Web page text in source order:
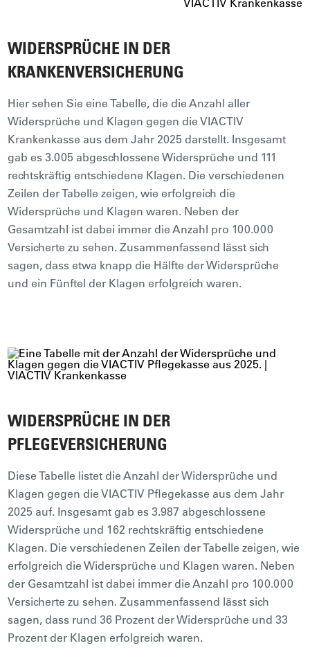
WIDERSPRÜCHE IN DER
KRANKENVERSICHERUNG
Hier sehen Sie eine Tabelle, die die Anzahl aller
Widersprüche und Klagen gegen die VIACTIV
Krankenkasse aus dem Jahr 2025 darstellt. Insgesamt
gab es 3.005 abgeschlossene Widersprüche und 111
rechtskräftig entschiedene Klagen. Die verschiedenen
Zeilen der Tabelle zeigen, wie erfolgreich die
Widersprüche und Klagen waren. Neben der
Gesamtzahl ist dabei immer die Anzahl pro 100.000
Versicherte zu sehen. Zusammenfassend lässt sich
sagen, dass etwa knapp die Hälfte der Widersprüche
und ein Fünftel der Klagen erfolgreich waren.
WIDERSPRÜCHE IN DER
PFLEGEVERSICHERUNG
Diese Tabelle listet die Anzahl der Widersprüche und
Klagen gegen die VIACTIV Pflegekasse aus dem Jahr
2025 auf. Insgesamt gab es 3.987 abgeschlossene
Widersprüche und 162 rechtskräftig entschiedene
Klagen. Die verschiedenen Zeilen der Tabelle zeigen, wie
erfolgreich die Widersprüche und Klagen waren. Neben
der Gesamtzahl ist dabei immer die Anzahl pro 100.000
Versicherte zu sehen. Zusammenfassend lässt sich
sagen, dass rund 36 Prozent der Widersprüche und 33
Prozent der Klagen erfolgreich waren.